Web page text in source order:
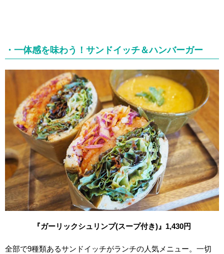
・一体感を味わう！サンドイッチ＆ハンバーガー
『ガーリックシュリンプ(スープ付き)』1,430円
全部で9種類あるサンドイッチがランチの人気メニュー。一切